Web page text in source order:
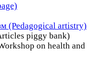
(Pedagogical artistry)
piggy bank)
on health and